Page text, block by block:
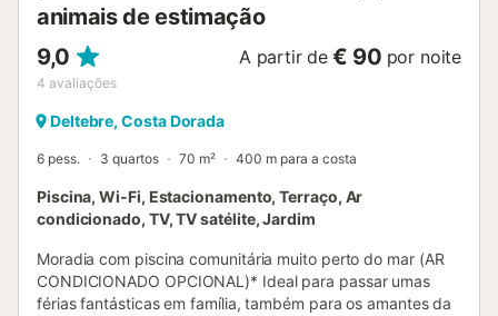
animais de estimação
9,0
4 avaliações
A partir de € 90 por noite
Deltebre, Costa Dorada
6 pess. 3 quartos 70 m² 400 m para a costa
Piscina, Wi-Fi, Estacionamento, Terraço, Ar
condicionado, TV, TV satélite, Jardim
Moradia com piscina comunitária muito perto do mar (AR
CONDICIONADO OPCIONAL)* Ideal para passar umas
férias fantásticas em família, também para os amantes da